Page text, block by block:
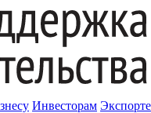
Инвесторам